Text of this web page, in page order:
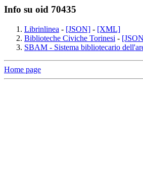
Info su oid 70435
Librinlinea - [JSON] - [XML]
Biblioteche Civiche Torinesi -
SBAM - Sistema bibliotecario
Home page